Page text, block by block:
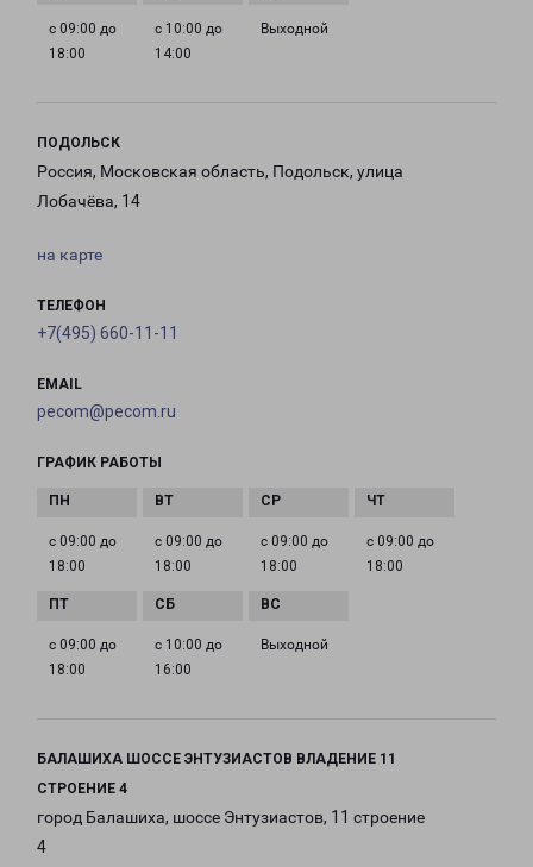
с 09:00 до
18:00
с 10:00 до
14:00
Выходной
ПОДОЛЬСК
Россия, Московская область, Подольск, улица
Лобачёва, 14
на карте
ТЕЛЕФОН
+7(495) 660-11-11
EMAIL
pecom@pecom.ru
ГРАФИК РАБОТЫ
с 09:00 до
18:00
с 09:00 до
18:00
с 09:00 до
18:00
с 09:00 до
18:00
с 09:00 до
18:00
с 10:00 до
16:00
Выходной
БАЛАШИХА ШОССЕ ЭНТУЗИАСТОВ ВЛАДЕНИЕ 11
СТРОЕНИЕ 4
город Балашиха, шоссе Энтузиастов, 11 строение
4